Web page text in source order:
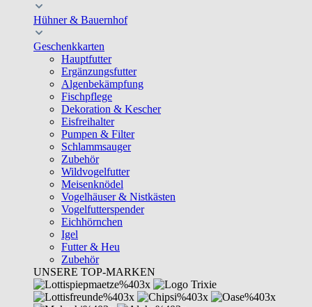
Hühner & Bauernhof
Geschenkkarten
Hauptfutter
Ergänzungsfutter
Algenbekämpfung
Fischpflege
Dekoration & Kescher
Eisfreihalter
Pumpen & Filter
Schlammsauger
Zubehör
Wildvogelfutter
Meisenknödel
Vogelhäuser & Nistkästen
Vogelfutterspender
Eichhörnchen
Igel
Futter & Heu
Zubehör
UNSERE TOP-MARKEN